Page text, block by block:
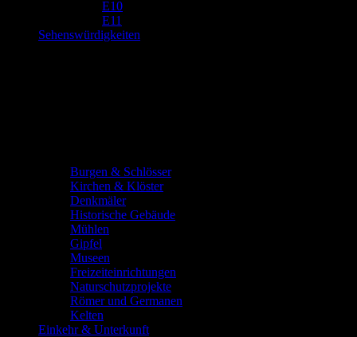
E10
E11
Sehenswürdigkeiten
Burgen & Schlösser
Kirchen & Klöster
Denkmäler
Historische Gebäude
Mühlen
Gipfel
Museen
Freizeiteinrichtungen
Naturschutzprojekte
Römer und Germanen
Kelten
Einkehr & Unterkunft